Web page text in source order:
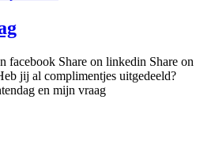
facebook Share on linkedin Share on
jij al complimentjes uitgedeeld?
en mijn vraag